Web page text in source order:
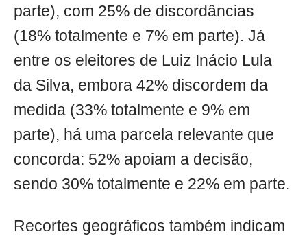
parte), com 25% de discordâncias
(18% totalmente e 7% em parte). Já
entre os eleitores de Luiz Inácio Lula
da Silva, embora 42% discordem da
medida (33% totalmente e 9% em
parte), há uma parcela relevante que
concorda: 52% apoiam a decisão,
sendo 30% totalmente e 22% em parte.
Recortes geográficos também indicam